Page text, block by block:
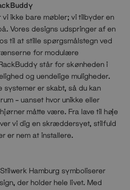
ikke bare møbler; vi tilbyder en
Vores designs udspringer af en
til at stille spørgsmålstegn ved
for modulære
står for skønheden i
og uendelige muligheder.
systemer er skabt, så du kan
– uanset hvor unikke eller
måtte være. Fra lave til høje
vi dig en skræddersyet, stilfuld
er nem at installere.
Hamburg symboliserer
der holder hele livet. Med